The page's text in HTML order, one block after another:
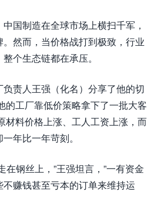
国制造在全球市场上横扫千军，
然而，当价格战打到极致，行业
个生态链都在承压。
负责人王强（化名）分享了他的切
的工厂靠低价策略拿下了一批大客
材料价格上涨、工人工资上涨，而
年比一年苛刻。
在钢丝上，”王强坦言，”一有资金
赚钱甚至亏本的订单来维持运